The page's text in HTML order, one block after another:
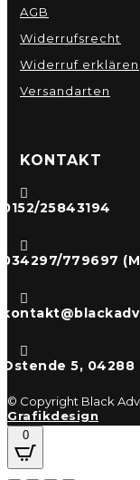
AGB
Widerrufsrecht
Widerruf erklären
Versandarten
KONTAKT

0152/25843194

034297/779697


Ostende 5,
© Copyright Black
Grafikdesign
0